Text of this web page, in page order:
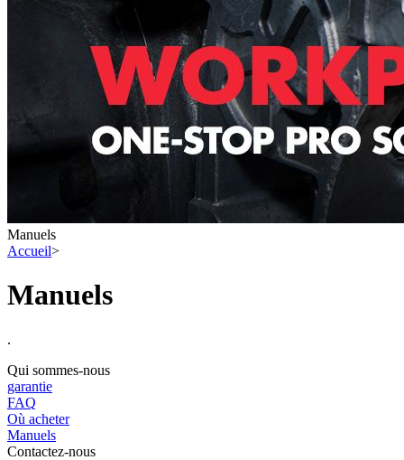
Manuels
Accueil>
Manuels
.
Qui sommes-nous
garantie
FAQ
Où acheter
Manuels
Contactez-nous